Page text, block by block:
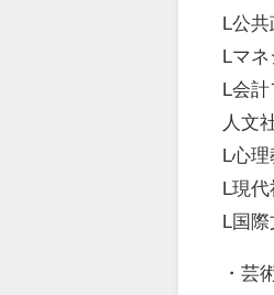
L公
Lマ
L会
人文
L心
L現
L国
・芸